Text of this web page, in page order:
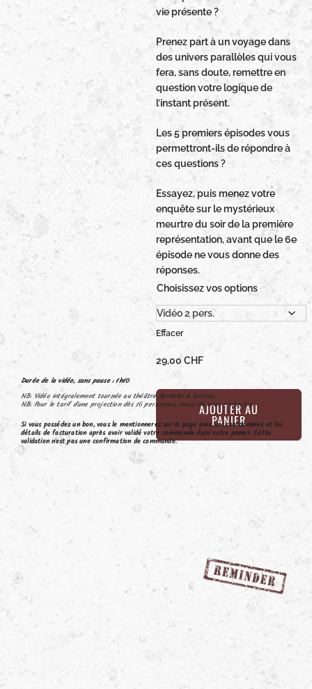
vie présente ?
Prenez part à un voyage dans
des univers parallèles qui vous
fera, sans doute, remettre en
question votre logique de
l’instant présent.
Les 5 premiers épisodes vous
permettront-ils de répondre à
ces questions ?
Essayez, puis menez votre
enquête sur le mystérieux
meurtre du soir de la première
représentation, avant que le 6e
épisode ne vous donne des
réponses.
Choisissez vos options
Effacer
29,00 CHF
AJOUTER AU
PANIER
Durée de la vidéo, sans pause : 1h10
NB: Vidéo intégralement tournée au théâtre Barnabé à Servion.
NB: Pour le tarif d’une projection dès 16 personnes, merci de nous contacter.
Si vous possédez un bon, vous le mentionnerez sur la page avec vos coordonnées et les
détails de facturation après avoir validé votre commande dans votre panier. Cette
validation n’est pas une confirmation de commande.